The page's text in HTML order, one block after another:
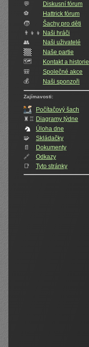
💬
Diskusní fórum
⚽
Hattrick fórum
🧒
Šachy pro děti
👨‍👦‍👦 Naši hráči
👥️
Naši uživatelé
Naše partie
🗺️
Kontakt a historie
🎒
Společné akce
💰
Naši sponzoři
Zajímavosti:
Počítačový šach
♜♖ Diagramy týdne
Úloha dne
🧩
Skládačky
📄
Dokumenty
🔗
Odkazy
📑
Tyto stránky